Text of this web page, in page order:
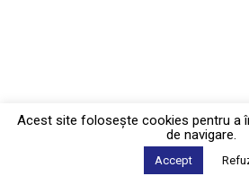
Acest site foloseşte cookies pentru a
de navigare.
Accept